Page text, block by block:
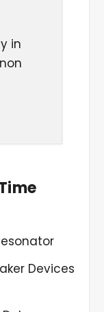
in
Devices